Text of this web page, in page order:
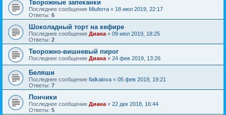
Творожные запеканки
Последнее сообщение Miuferra « 18 июл 2019, 22:17
Ответы: 6
Шоколадный торт на кефире
Последнее сообщение Диана « 09 июл 2019, 18:25
Ответы: 2
Творожно-вишневый пирог
Последнее сообщение Диана « 24 фев 2019, 13:26
Беляши
Последнее сообщение fialkalova « 05 фев 2019, 19:21
Ответы: 7
Пончики
Последнее сообщение Диана « 22 дек 2018, 16:44
Ответы: 5